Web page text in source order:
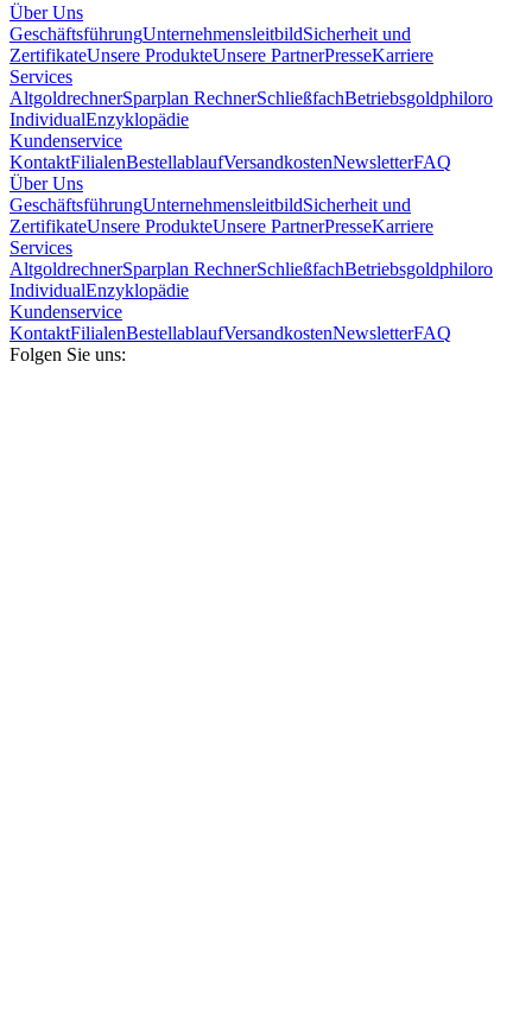
Über Uns
GeschäftsführungUnternehmensleitbildSicherheit und
ZertifikateUnsere ProdukteUnsere PartnerPresseKarriere
Services
AltgoldrechnerSparplan RechnerSchließfachBetriebsgoldphiloro
IndividualEnzyklopädie
Kundenservice
KontaktFilialenBestellablaufVersandkostenNewsletterFAQ
Über Uns
GeschäftsführungUnternehmensleitbildSicherheit und
ZertifikateUnsere ProdukteUnsere PartnerPresseKarriere
Services
AltgoldrechnerSparplan RechnerSchließfachBetriebsgoldphiloro
IndividualEnzyklopädie
Kundenservice
KontaktFilialenBestellablaufVersandkostenNewsletterFAQ
Folgen Sie uns: